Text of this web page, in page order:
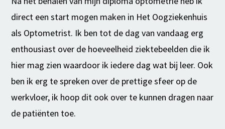
direct een start mogen maken in Het Oogziekenhuis
als Optometrist. Ik ben tot de dag van vandaag erg
enthousiast over de hoeveelheid ziektebeelden die ik
hier mag zien waardoor ik iedere dag wat bij leer. Ook
ben ik erg te spreken over de prettige sfeer op de
werkvloer, ik hoop dit ook over te kunnen dragen naar
de patiënten toe.